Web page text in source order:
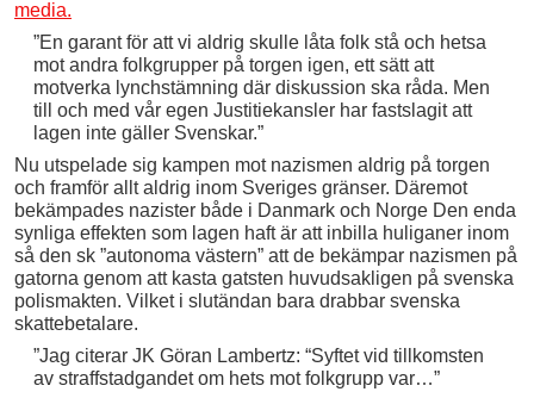
media.
”En garant för att vi aldrig skulle låta folk stå och hetsa
mot andra folkgrupper på torgen igen, ett sätt att
motverka lynchstämning där diskussion ska råda. Men
till och med vår egen Justitiekansler har fastslagit att
lagen inte gäller Svenskar.”
Nu utspelade sig kampen mot nazismen aldrig på torgen
och framför allt aldrig inom Sveriges gränser. Däremot
bekämpades nazister både i Danmark och Norge Den enda
synliga effekten som lagen haft är att inbilla huliganer inom
så den sk ”autonoma västern” att de bekämpar nazismen på
gatorna genom att kasta gatsten huvudsakligen på svenska
polismakten. Vilket i slutändan bara drabbar svenska
skattebetalare.
”Jag citerar JK Göran Lambertz: “Syftet vid tillkomsten
av straffstadgandet om hets mot folkgrupp var…”